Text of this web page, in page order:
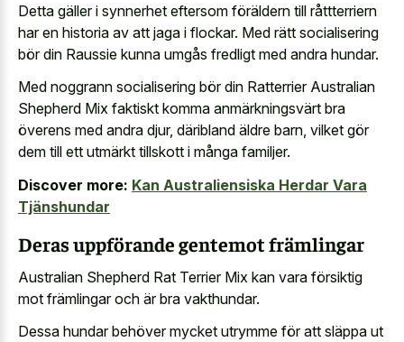
Detta gäller i synnerhet eftersom föräldern till råttterriern
har en historia av att jaga i flockar. Med rätt socialisering
bör din Raussie kunna umgås fredligt med andra hundar.
Med noggrann socialisering bör din Ratterrier Australian
Shepherd Mix faktiskt komma anmärkningsvärt bra
överens med andra djur, däribland äldre barn, vilket gör
dem till ett utmärkt tillskott i många familjer.
Discover more: Kan Australiensiska Herdar Vara
Tjänshundar
Deras uppförande gentemot främlingar
Australian Shepherd Rat Terrier Mix kan vara försiktig
mot främlingar och är bra vakthundar.
Dessa hundar behöver mycket utrymme för att släppa ut